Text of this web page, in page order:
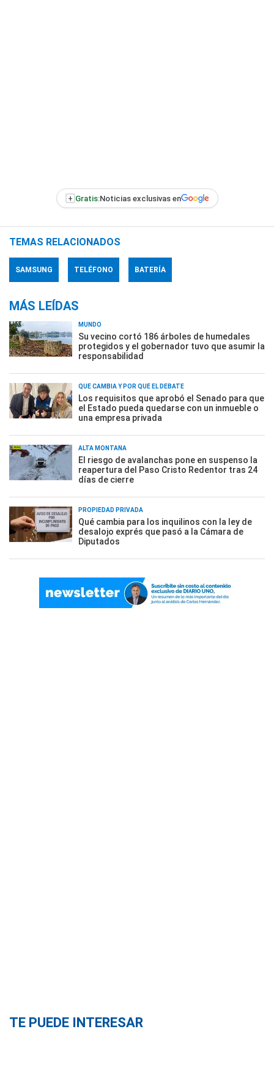
+ Gratis:Noticias exclusivas en
TEMAS RELACIONADOS
SAMSUNG TELÉFONO BATERÍA
MÁS LEÍDAS
MUNDO
Su vecino cortó 186 árboles de humedales
protegidos y el gobernador tuvo que asumir la
responsabilidad
QUÉ CAMBIA Y POR QUÉ EL DEBATE
Los requisitos que aprobó el Senado para que
el Estado pueda quedarse con un inmueble o
una empresa privada
ALTA MONTAÑA
El riesgo de avalanchas pone en suspenso la
reapertura del Paso Cristo Redentor tras 24
días de cierre
PROPIEDAD PRIVADA
Qué cambia para los inquilinos con la ley de
desalojo exprés que pasó a la Cámara de
Diputados
TE PUEDE INTERESAR